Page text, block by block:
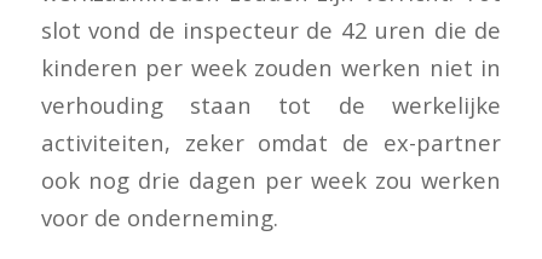
slot vond de inspecteur de 42 uren die de
kinderen per week zouden werken niet in
verhouding staan tot de werkelijke
activiteiten, zeker omdat de ex-partner
ook nog drie dagen per week zou werken
voor de onderneming.